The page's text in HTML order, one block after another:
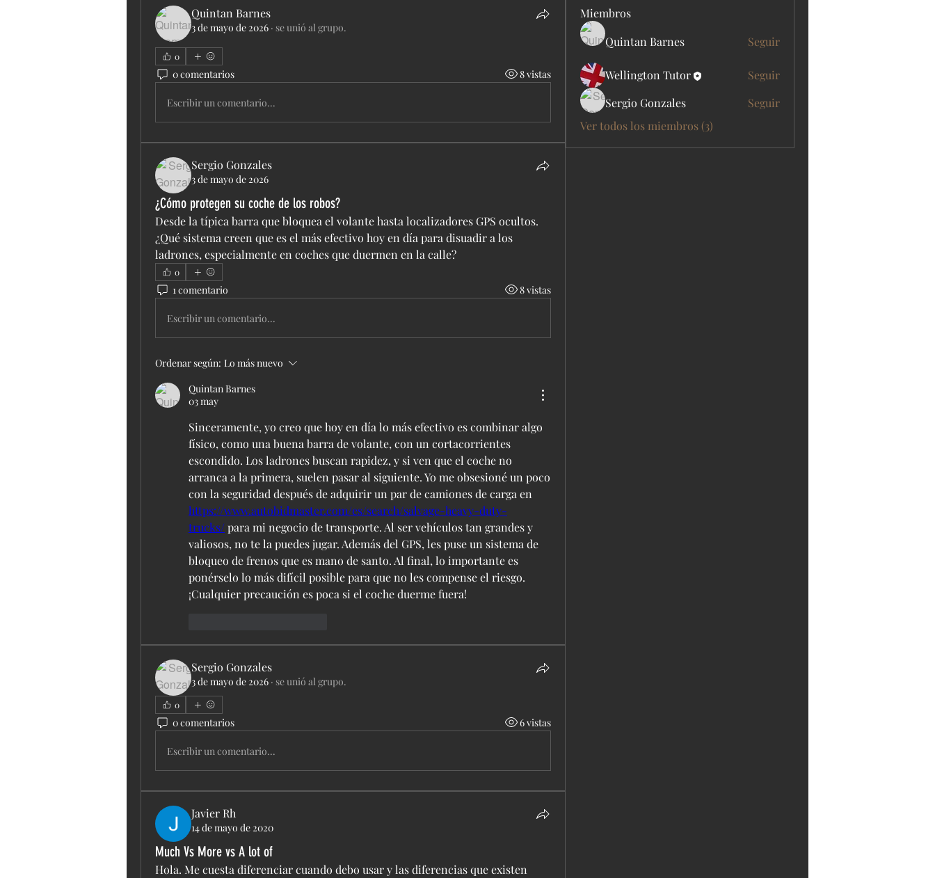
Quintan Barnes
3 de mayo de 2026 · se unió al grupo.
0
0 comentarios 8 vistas
Escribir un comentario...
Sergio Gonzales
3 de mayo de 2026
¿Cómo protegen su coche de los robos?
Desde la típica barra que bloquea el volante hasta localizadores GPS ocultos.
¿Qué sistema creen que es el más efectivo hoy en día para disuadir a los
ladrones, especialmente en coches que duermen en la calle?
0
1 comentario 8 vistas
Escribir un comentario...
Ordenar según: Lo más nuevo
Quintan Barnes
03 may
Sinceramente, yo creo que hoy en día lo más efectivo es combinar algo
físico, como una buena barra de volante, con un cortacorrientes
escondido. Los ladrones buscan rapidez, y si ven que el coche no
arranca a la primera, suelen pasar al siguiente. Yo me obsesioné un poco
https://www.autobidmaster.com/es/search/salvage-heavy-duty-
trucks/ para mi negocio de transporte. Al ser vehículos tan grandes y
valiosos, no te la puedes jugar. Además del GPS, les puse un sistema de
bloqueo de frenos que es mano de santo. Al final, lo importante es
ponérselo lo más difícil posible para que no les compense el riesgo.
¡Cualquier precaución es poca si el coche duerme fuera!
Sergio Gonzales
3 de mayo de 2026 · se unió al grupo.
0
0 comentarios 6 vistas
Escribir un comentario...
Javier Rh
14 de mayo de 2020
Much Vs More vs A lot of
Hola. Me cuesta diferenciar cuando debo usar y las diferencias que existen
Miembros
Quintan Barnes
Seguir
Wellington Tutor
Seguir
Sergio Gonzales
Seguir
Ver todos los miembros (3)